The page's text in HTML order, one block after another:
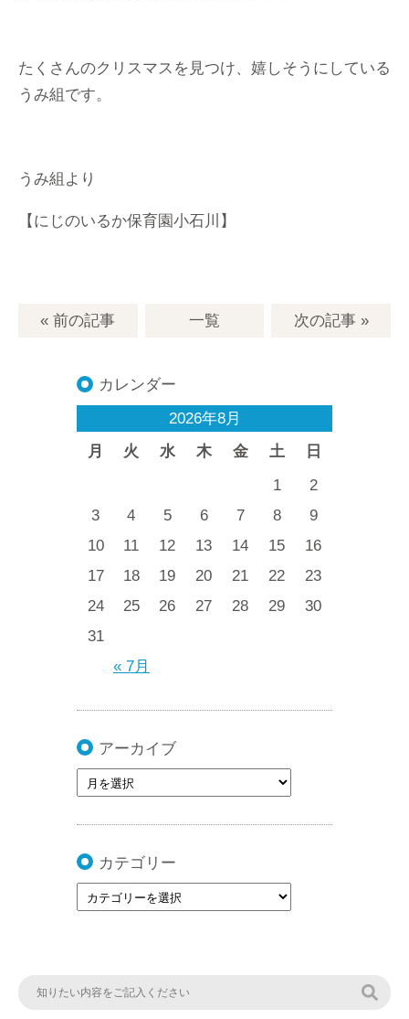
たくさんのクリスマスを見つけ、嬉しそうにしている
うみ組です。
うみ組より
【にじのいるか保育園小石川】
« 前の記事 一覧 次の記事»
カレンダー
2026年8月
月
火 水 木 金 土 日
« 7月
1
2
3
4 5 6 7 8
9
10
11 12 13 14 15
16
17
18 19 20 21 22
23
24
25 26 27 28 29
30
31
アーカイブ
カテゴリー